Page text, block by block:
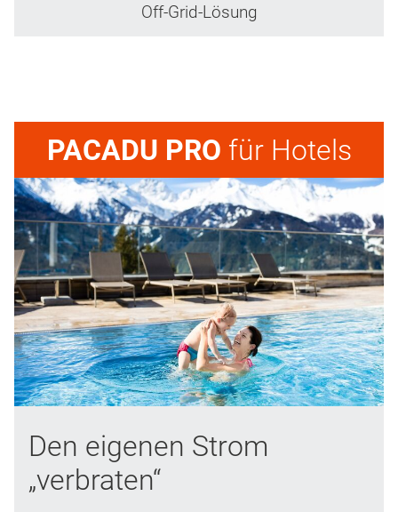
Off-Grid-Lösung
PACADU PRO für Hotels
Den eigenen Strom
„verbraten“